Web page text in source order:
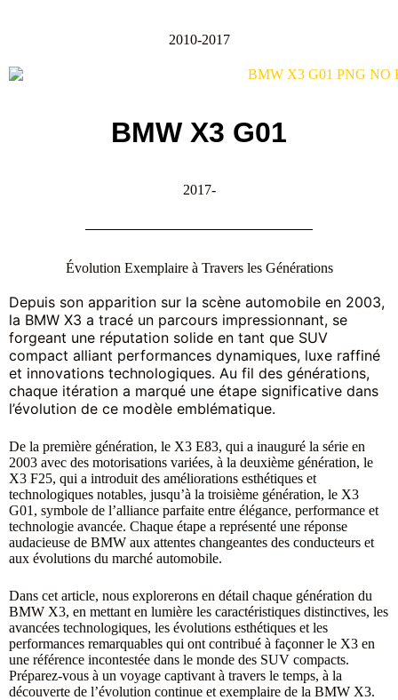
2010-2017
BMW X3 G01
2017-
Évolution Exemplaire à Travers les Générations
Depuis son apparition sur la scène automobile en 2003,
la BMW X3 a tracé un parcours impressionnant, se
forgeant une réputation solide en tant que SUV
compact alliant performances dynamiques, luxe raffiné
et innovations technologiques. Au fil des générations,
chaque itération a marqué une étape significative dans
l’évolution de ce modèle emblématique.
De la première génération, le X3 E83, qui a inauguré la série en
2003 avec des motorisations variées, à la deuxième génération, le
X3 F25, qui a introduit des améliorations esthétiques et
technologiques notables, jusqu’à la troisième génération, le X3
G01, symbole de l’alliance parfaite entre élégance, performance et
technologie avancée. Chaque étape a représenté une réponse
audacieuse de BMW aux attentes changeantes des conducteurs et
aux évolutions du marché automobile.
Dans cet article, nous explorerons en détail chaque génération du
BMW X3, en mettant en lumière les caractéristiques distinctives, les
avancées technologiques, les évolutions esthétiques et les
performances remarquables qui ont contribué à façonner le X3 en
une référence incontestée dans le monde des SUV compacts.
Préparez-vous à un voyage captivant à travers le temps, à la
découverte de l’évolution continue et exemplaire de la BMW X3.